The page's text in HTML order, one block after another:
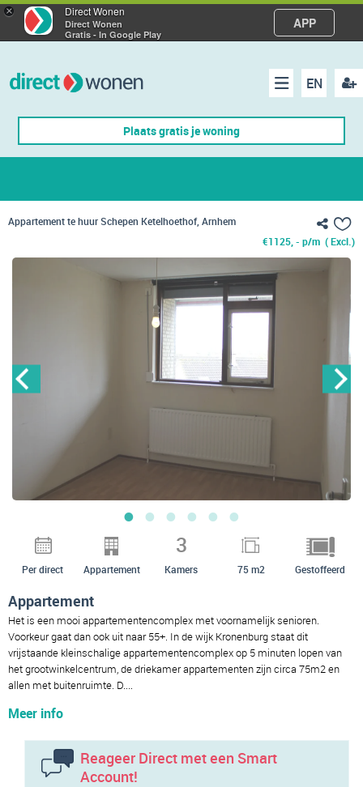
× Direct Wonen
Direct Wonen
Gratis - In Google Play
APP
EN
Menu
Plaats gratis je woning
Appartement te huur Schepen Ketelhoethof, Arnhem
€1125, - p/m ( Excl.)
Per direct Appartement
3
Kamers 75 m2 Gestoffeerd
Appartement
Het is een mooi appartementencomplex met voornamelijk senioren.
Voorkeur gaat dan ook uit naar 55+. In de wijk Kronenburg staat dit
vrijstaande kleinschalige appartementencomplex op 5 minuten lopen van
het grootwinkelcentrum, de driekamer appartementen zijn circa 75m2 en
allen met buitenruimte. D....
Meer info
Reageer Direct met een Smart
Account!